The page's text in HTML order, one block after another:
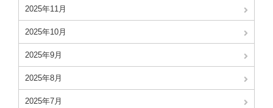
2025年11月
2025年10月
2025年9月
2025年8月
2025年7月